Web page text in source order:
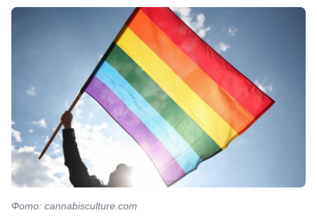
Фото: cannabisculture.com